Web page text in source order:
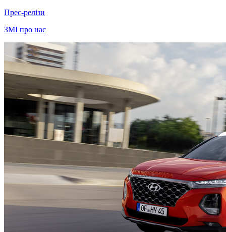
Прес-релізи
ЗМІ про нас